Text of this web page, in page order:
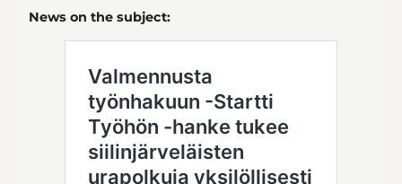
News on the subject: